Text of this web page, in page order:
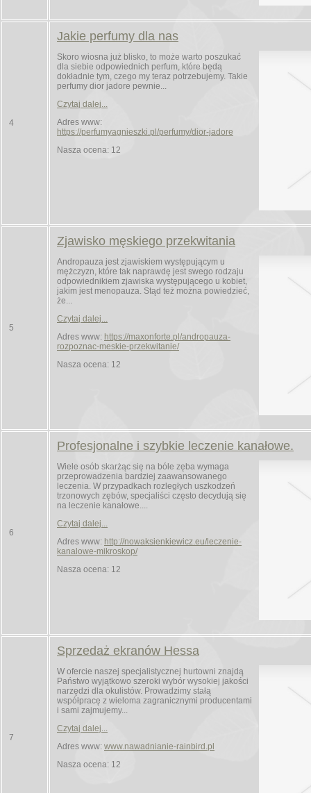
4
Jakie perfumy dla nas
Skoro wiosna już blisko, to może warto poszukać
dla siebie odpowiednich perfum, które będą
dokładnie tym, czego my teraz potrzebujemy. Takie
perfumy dior jadore pewnie...
Czytaj dalej...
Adres www:
https://perfumyagnieszki.pl/perfumy/dior-jadore
Nasza ocena: 12
5
Zjawisko męskiego przekwitania
Andropauza jest zjawiskiem występującym u
mężczyzn, które tak naprawdę jest swego rodzaju
odpowiednikiem zjawiska występującego u kobiet,
jakim jest menopauza. Stąd też można powiedzieć,
że...
Czytaj dalej...
Adres www: https://maxonforte.pl/andropauza-
rozpoznac-meskie-przekwitanie/
Nasza ocena: 12
6
Profesjonalne i szybkie leczenie kanałowe.
Wiele osób skarżąc się na bóle zęba wymaga
przeprowadzenia bardziej zaawansowanego
leczenia. W przypadkach rozległych uszkodzeń
trzonowych zębów, specjaliści często decydują się
na leczenie kanałowe....
Czytaj dalej...
Adres www: http://nowaksienkiewicz.eu/leczenie-
kanalowe-mikroskop/
Nasza ocena: 12
7
Sprzedaż ekranów Hessa
W ofercie naszej specjalistycznej hurtowni znajdą
Państwo wyjątkowo szeroki wybór wysokiej jakości
narzędzi dla okulistów. Prowadzimy stałą
współpracę z wieloma zagranicznymi producentami
i sami zajmujemy...
Czytaj dalej...
Adres www: www.nawadnianie-rainbird.pl
Nasza ocena: 12